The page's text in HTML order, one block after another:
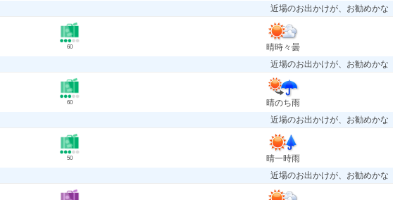
近場のお出かけが、お勧めかな
60
晴時々曇
近場のお出かけが、お勧めかな
60
晴のち雨
近場のお出かけが、お勧めかな
50
晴一時雨
近場のお出かけが、お勧めかな